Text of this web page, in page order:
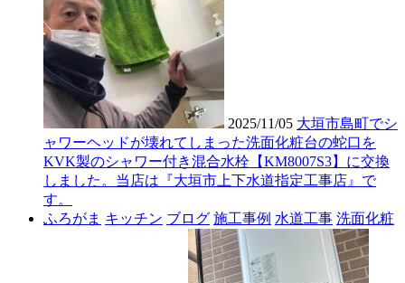
2025/11/05 大垣市島町でシ
ャワーヘッドが壊れてしまった洗面化粧台の蛇口を
KVK製のシャワー付き混合水栓【KM8007S3】に交換
しました。当店は『大垣市上下水道指定工事店』で
す。
ふろがま キッチン ブログ 施工事例 水道工事 洗面化粧